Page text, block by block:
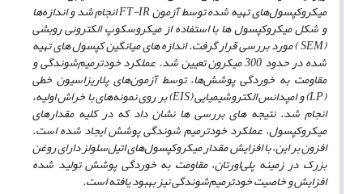
میکروکپسول‌های تهیه شده توسط آزمونFT-IRانجام شد و اندازه‌ها
و شکل میکروکپسول‌ ها با استفاده از میکروسکوپ الکترونی روبشی
(
SEM
)مورد بررسی قرار گرفت. اندازه‌ های میانگین کپسول ‌های تهیه
شده در حدود 300 میکرون تعیین شد. عملکرد خودترمیم‌شوندگی و
مقاومت به خوردگی پوشش‌ها، توسط آزمون‌های پلاریزاسیون خطی
(
LP) و امپدانس الکتروشیمیایی (EIS) بر روی نمونه‌های با خراش اولیه،
انجام شد. نتیجه‌ های بررسی‌ ها نشان داد که در کلیه مقدارهای
میکروکپسول، عملکرد خودترمیم شوندگی پوشش ایجاد شده است.
افزون بر این، با افزایش مقدار میکروکپسول‌های اتیل‌سلولز دارای روغن
بزرک در زمینه پلی‌اورتان، مقاومت به خوردگی پوشش تولید شده
افزایش و خاصیت خودترمیم‌شوندگی نیز بهبود یافته است.